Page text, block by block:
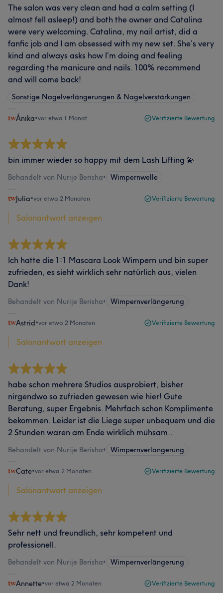
The salon was very clean and had a calm setting (I
almost fell asleep!) and both the owner and Catalina
were very welcoming. Catalina, my nail artist, did a
fanfic job and I am obsessed with my new set. She’s very
kind and always asks how I’m doing and feeling
regarding the manicure and nails. 100% recommend
and will come back!
Sonstige Nagelverlängerungen & Nagelverstärkungen
Ánika•vor etwa 1 Monat Verifizierte Bewertung
bin immer wieder so happy mit dem Lash Lifting 💫
Behandelt von Nurije Berisha• Wimpernwelle
Julia•vor etwa 2 Monaten Verifizierte Bewertung
Salonantwort anzeigen
Ich hatte die 1:1 Mascara Look Wimpern und bin super
zufrieden, es sieht wirklich sehr natürlich aus, vielen
Dank!
Behandelt von Nurije Berisha• Wimpernverlängerung
Astrid•vor etwa 2 Monaten Verifizierte Bewertung
Salonantwort anzeigen
habe schon mehrere Studios ausprobiert, bisher
nirgendwo so zufrieden gewesen wie hier! Gute
Beratung, super Ergebnis. Mehrfach schon Komplimente
bekommen. Leider ist die Liege super unbequem und die
2 Stunden waren am Ende wirklich mühsam..
Behandelt von Nurije Berisha• Wimpernverlängerung
Cate•vor etwa 2 Monaten Verifizierte Bewertung
Salonantwort anzeigen
Sehr nett und freundlich, sehr kompetent und
professionell.
Behandelt von Nurije Berisha• Wimpernverlängerung
Annette•vor etwa 2 Monaten Verifizierte Bewertung